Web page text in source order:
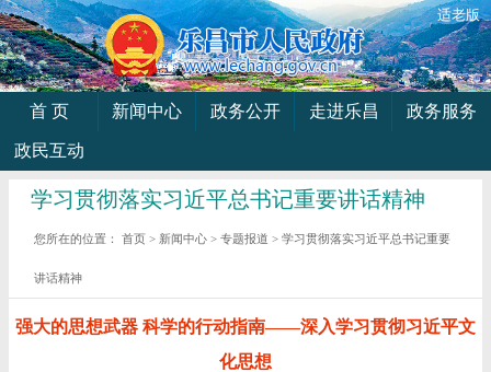
适老版
首 页 新闻中心 政务公开 走进乐昌
政务服务
政民互动
学习贯彻落实习近平总书记重要讲话精神
您所在的位置：首页 > 新闻中心 >专题报道 >学习贯彻落实习近平总书记重要
讲话精神
强大的思想武器 科学的行动指南——深入学习贯彻习近平文
化思想